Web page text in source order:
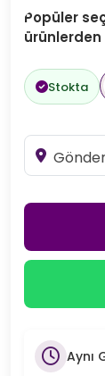
Popüler
ürünlerden
Stokta
Aynı